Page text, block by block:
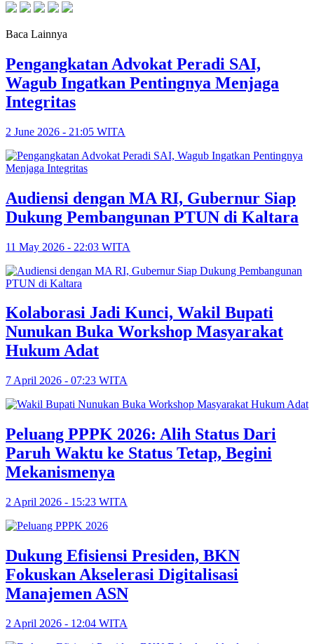
Baca Lainnya
Pengangkatan Advokat Peradi SAI,
Wagub Ingatkan Pentingnya Menjaga
Integritas
2 June 2026 - 21:05 WITA
Audiensi dengan MA RI, Gubernur Siap
Dukung Pembangunan PTUN di Kaltara
11 May 2026 - 22:03 WITA
Kolaborasi Jadi Kunci, Wakil Bupati
Nunukan Buka Workshop Masyarakat
Hukum Adat
7 April 2026 - 07:23 WITA
Peluang PPPK 2026: Alih Status Dari
Paruh Waktu ke Status Tetap, Begini
Mekanismenya
2 April 2026 - 15:23 WITA
Dukung Efisiensi Presiden, BKN
Fokuskan Akselerasi Digitalisasi
Manajemen ASN
2 April 2026 - 12:04 WITA